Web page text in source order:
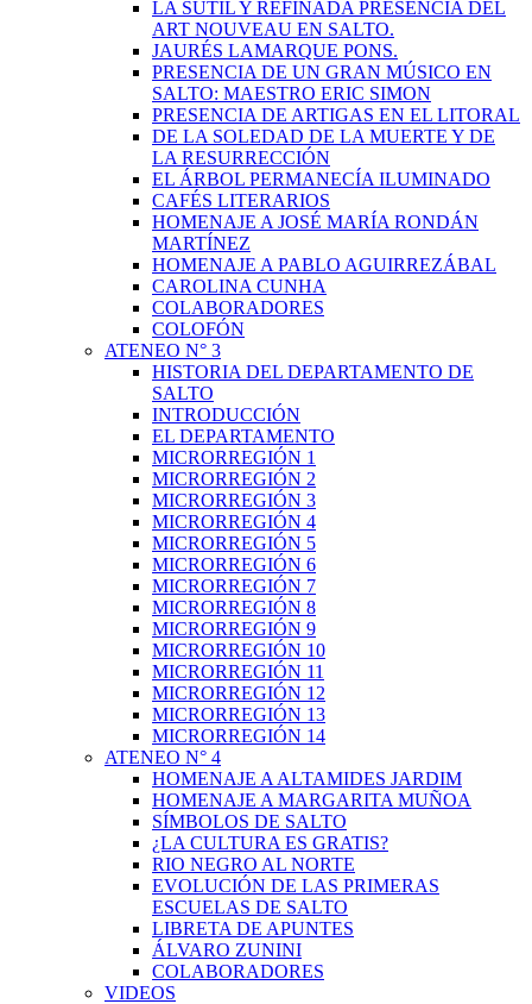
LA SUTIL Y REFINADA PRESENCIA DEL
ART NOUVEAU EN SALTO.
JAURÉS LAMARQUE PONS.
PRESENCIA DE UN GRAN MÚSICO EN
SALTO: MAESTRO ERIC SIMON
PRESENCIA DE ARTIGAS EN EL LITORAL
DE LA SOLEDAD DE LA MUERTE Y DE
LA RESURRECCIÓN
EL ÁRBOL PERMANECÍA ILUMINADO
CAFÉS LITERARIOS
HOMENAJE A JOSÉ MARÍA RONDÁN
MARTÍNEZ
HOMENAJE A PABLO AGUIRREZÁBAL
CAROLINA CUNHA
COLABORADORES
COLOFÓN
ATENEO N° 3
HISTORIA DEL DEPARTAMENTO DE
SALTO
INTRODUCCIÓN
EL DEPARTAMENTO
MICRORREGIÓN 1
MICRORREGIÓN 2
MICRORREGIÓN 3
MICRORREGIÓN 4
MICRORREGIÓN 5
MICRORREGIÓN 6
MICRORREGIÓN 7
MICRORREGIÓN 8
MICRORREGIÓN 9
MICRORREGIÓN 10
MICRORREGIÓN 11
MICRORREGIÓN 12
MICRORREGIÓN 13
MICRORREGIÓN 14
ATENEO N° 4
HOMENAJE A ALTAMIDES JARDIM
HOMENAJE A MARGARITA MUÑOA
SÍMBOLOS DE SALTO
¿LA CULTURA ES GRATIS?
RIO NEGRO AL NORTE
EVOLUCIÓN DE LAS PRIMERAS
ESCUELAS DE SALTO
LIBRETA DE APUNTES
ÁLVARO ZUNINI
COLABORADORES
VIDEOS